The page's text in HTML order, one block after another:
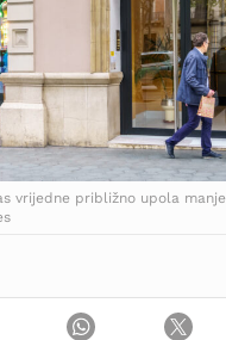
vrijedne približno upola